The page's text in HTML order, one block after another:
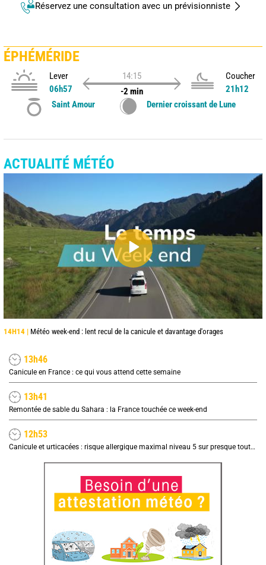
Réservez une consultation avec un prévisionniste
ÉPHÉMÉRIDE
Lever
06h57
14:15
-2 min
Coucher
21h12
Saint Amour
Dernier croissant de Lune
ACTUALITÉ MÉTÉO
14H14 | Météo week-end : lent recul de la canicule et davantage d'orages
13h46
Canicule en France : ce qui vous attend cette semaine
13h41
Remontée de sable du Sahara : la France touchée ce week-end
12h53
Canicule et urticacées : risque allergique maximal niveau 5 sur presque toute la France lundi